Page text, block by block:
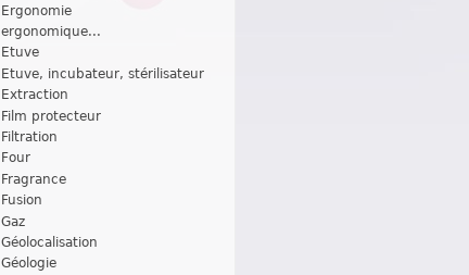
Ergonomie
ergonomique...
Etuve
Etuve, incubateur, stérilisateur
Extraction
Film protecteur
Filtration
Four
Fragrance
Fusion
Gaz
Géolocalisation
Géologie